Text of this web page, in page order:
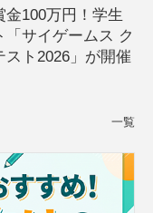
金100万円！学生
サイゲームス ク
スト2026」が開催
一覧